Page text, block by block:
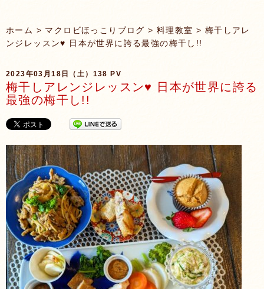
ホーム > マクロビほっこりブログ >料理教室 > 梅干しアレ
ンジレッスン♥ 日本が世界に誇る最強の梅干し!!
2023年03月18日（土） 138 PV
梅干しアレンジレッスン♥ 日本が世界に誇る
最強の梅干し!!